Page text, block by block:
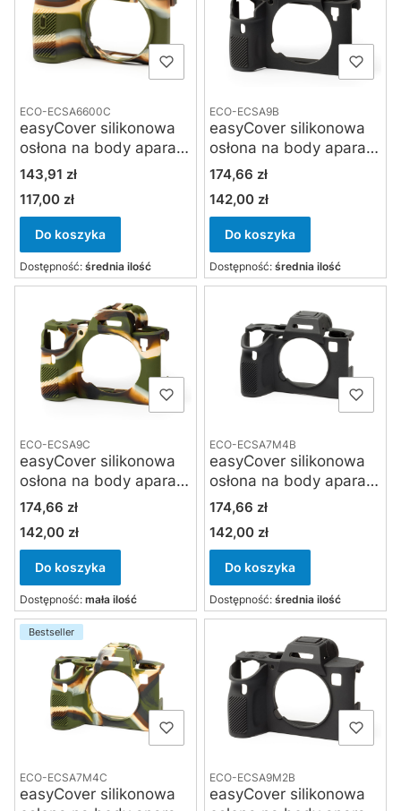
ECO-ECSA6600C
easyCover silikonowa
osłona na body aparatu
Sony A6600 - kamuflaż
Cena
143,91 zł
Cena
117,00 zł
Do koszyka
Dostępność: średnia ilość
ECO-ECSA9B
easyCover silikonowa
osłona na body aparatu
Sony A7 III / A7 RIII / A9
- czarna
Cena
174,66 zł
Cena
142,00 zł
Do koszyka
Dostępność: średnia ilość
ECO-ECSA9C
easyCover silikonowa
osłona na body aparatu
Sony A7 III / A7 RIII / A9
- kamuflaż
Cena
174,66 zł
Cena
142,00 zł
Do koszyka
Dostępność: mała ilość
ECO-ECSA7M4B
easyCover silikonowa
osłona na body aparatu
Sony A7 mark IV i Sony
A7 R5 - czarna
Cena
174,66 zł
Cena
142,00 zł
Do koszyka
Dostępność: średnia ilość
Bestseller
ECO-ECSA7M4C
easyCover silikonowa
ECO-ECSA9M2B
easyCover silikonowa